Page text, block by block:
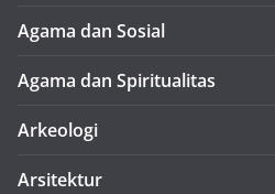
Agama dan Sosial
Agama dan Spiritualitas
Arkeologi
Arsitektur